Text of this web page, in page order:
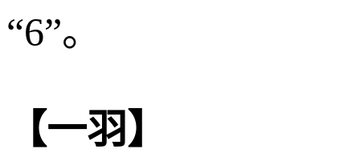
“6”。
【一羽】